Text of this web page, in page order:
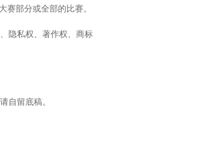
赛部分或全部的比赛。
隐私权、著作权、商标
自留底稿。